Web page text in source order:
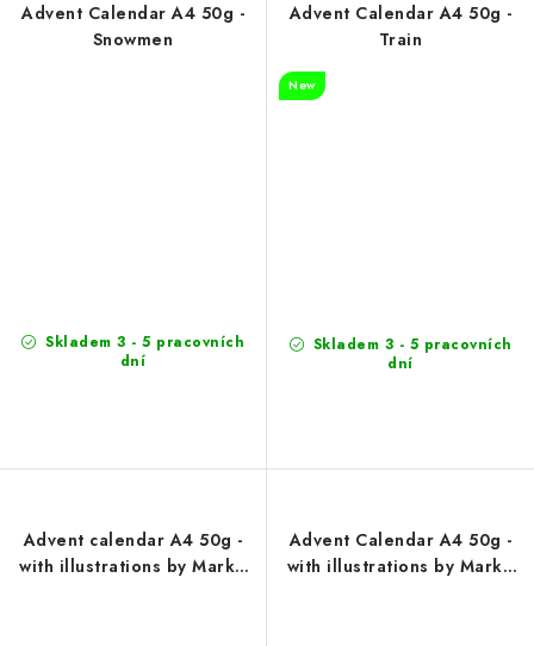
Advent Calendar A4 50g -
Snowmen
Skladem 3 - 5 pracovních
dní
Advent Calendar A4 50g -
Train
New
Skladem 3 - 5 pracovních
dní
Advent calendar A4 50g -
with illustrations by Marko
Advent Calendar A4 50g -
with illustrations by Marko